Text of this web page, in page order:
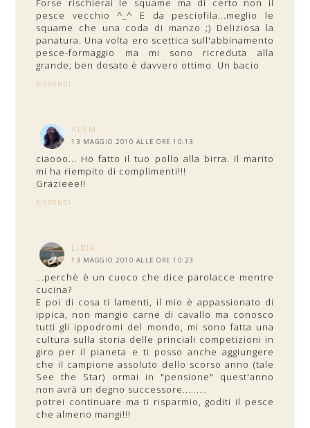
Forse rischierai le squame ma di certo non il
pesce vecchio ^_^ E da pesciofila...meglio le
squame che una coda di manzo ;) Deliziosa la
panatura. Una volta ero scettica sull'abbinamento
pesce-formaggio ma mi sono ricreduta alla
grande; ben dosato è davvero ottimo. Un bacio
RISPONDI
ALEM
13 MAGGIO 2010 ALLE ORE 10:13
ciaooo... Ho fatto il tuo pollo alla birra. Il marito
mi ha riempito di complimenti!!!
Grazieee!!
RISPONDI
LIDIA
13 MAGGIO 2010 ALLE ORE 10:23
...perchè è un cuoco che dice parolacce mentre
cucina?
E poi di cosa ti lamenti, il mio è appassionato di
ippica, non mangio carne di cavallo ma conosco
tutti gli ippodromi del mondo, mi sono fatta una
cultura sulla storia delle princiali competizioni in
giro per il pianeta e ti posso anche aggiungere
che il campione assoluto dello scorso anno (tale
See the Star) ormai in "pensione" quest'anno
non avrà un degno successore.........
potrei continuare ma ti risparmio, goditi il pesce
che almeno mangi!!!